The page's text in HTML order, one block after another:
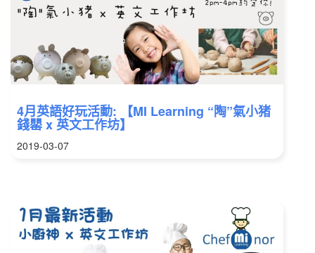
4月英語好玩活動: 【MI Learning “陶”氣小猪
錢罌 x 英文工作坊】
2019-03-07